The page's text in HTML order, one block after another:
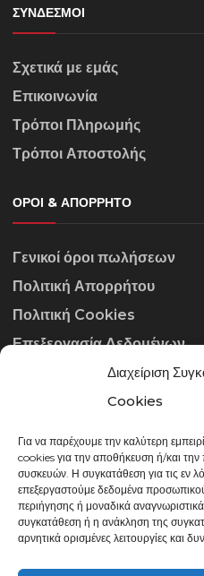
Διαχείριση
Cookies
Για να παρέχουμε την καλύτερη
cookies για την αποθήκευση ή/και
συσκευών. Η συγκατάθεση για τις εν
επεξεργαστούμε δεδομένα
περιήγησης ή μοναδικά
συγκατάθεση ή η ανάκληση της
αρνητικά ορισμένες λειτουργίες και
ΣΎΝΔΕΣΜΟΙ
Σχετικά με εμάς
Επικοινωνία
Τρόποι Πληρωμής
Τρόποι Αποστολής
ΌΡΟΙ & ΑΠΌΡΡΗΤΟ
Γενικοί όροι πωλήσεων
Πολιτική Απορρήτου
Πολιτική Cookies
Επεξεργασία Δεδομένων
ΣΤΟΙΧΕΊΑ ΕΠΙΚΟΙΝΩΝΊΑΣ
info@gowithraw.gr
24310 35062
Δευ. - Παρ. 08:00 -